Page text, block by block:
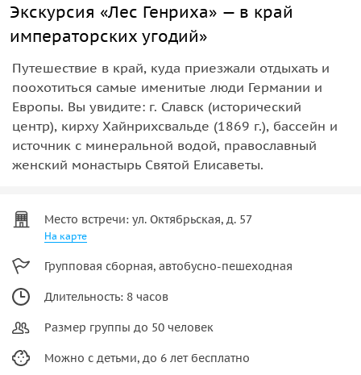
Экскурсия «Лес Генриха» — в край
императорских угодий»
Путешествие в край, куда приезжали отдыхать и
поохотиться самые именитые люди Германии и
Европы. Вы увидите: г. Славск (исторический
центр), кирху Хайнрихсвальде (1869 г.), бассейн и
источник с минеральной водой, православный
женский монастырь Святой Елисаветы.
Место встречи: ул. Октябрьская, д. 57
На карте
Групповая сборная, автобусно-пешеходная
Длительность: 8 часов
Размер группы до 50 человек
Можно с детьми, до 6 лет бесплатно